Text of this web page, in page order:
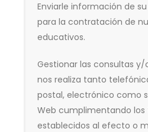
Enviarle información de
para la contratación de
educativos.
Gestionar las consultas
nos realiza tanto
postal, electrónico como
Web cumplimentando los
establecidos al efecto o